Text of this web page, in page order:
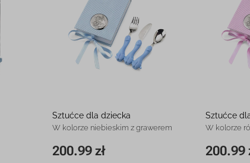
Sztućce dla dziecka
W kolorze niebieskim z grawerem
200.99 zł
11 x 17x 3,5 cm
Sztućce
W kolorze
200.99
11 x 17x 3,5